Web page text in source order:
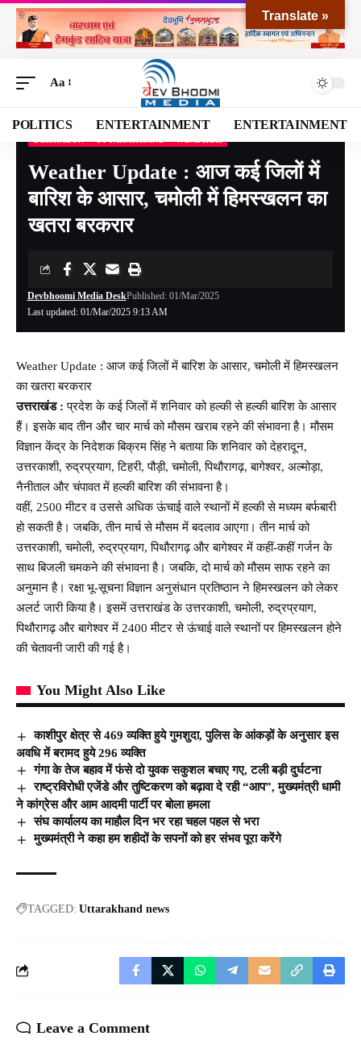
Aa
POLITICS ENTERTAINMENT ENTERTAINMENT
Devbhoomi Media Blog> NATIONAL UTTARAKHAND >DEHRADUN
Weather Update : आज कई जिलों में
बारिश के आसार, चमोली में हिमस्खलन का
खतरा बरकरार
Last updated: 01/Mar/2025 9:13 AM
Devbhoomi Media DeskPublished: 01/Mar/2025
Weather Update : आज कई जिलों में बारिश के आसार, चमोली में हिमस्खलन
का खतरा बरकरार
उत्तराखंड : प्रदेश के कई जिलों में शनिवार को हल्की से हल्की बारिश के आसार
हैं। इसके बाद तीन और चार मार्च को मौसम खराब रहने की संभावना है। मौसम
विज्ञान केंद्र के निदेशक बिक्रम सिंह ने बताया कि शनिवार को देहरादून,
उत्तरकाशी, रुद्रप्रयाग, टिहरी, पौड़ी, चमोली, पिथौरागढ़, बागेश्वर, अल्मोड़ा,
नैनीताल और चंपावत में हल्की बारिश की संभावना है।
वहीं, 2500 मीटर व उससे अधिक ऊंचाई वाले स्थानों में हल्की से मध्यम बर्फबारी
हो सकती है। जबकि, तीन मार्च से मौसम में बदलाव आएगा। तीन मार्च को
उत्तरकाशी, चमोली, रुद्रप्रयाग, पिथौरागढ़ और बागेश्वर में कहीं-कहीं गर्जन के
साथ बिजली चमकने की संभावना है। जबकि, दो मार्च को मौसम साफ रहने का
अनुमान है। रक्षा भू-सूचना विज्ञान अनुसंधान प्रतिष्ठान ने हिमस्खलन को लेकर
अलर्ट जारी किया है। इसमें उत्तराखंड के उत्तरकाशी, चमोली, रुद्रप्रयाग,
पिथौरागढ़ और बागेश्वर में 2400 मीटर से ऊंचाई वाले स्थानों पर हिमस्खलन होने
की चेतावनी जारी की गई है।
You Might Also Like
काशीपुर क्षेत्र से 469 व्यक्ति हुये गुमशुदा, पुलिस के आंकड़ों के अनुसार इस
अवधि में बरामद हुये 296 व्यक्ति
गंगा के तेज बहाव में फंसे दो युवक सकुशल बचाए गए, टली बड़ी दुर्घटना
राष्ट्रविरोधी एजेंडे और तुष्टिकरण को बढ़ावा दे रही “आप”, मुख्यमंत्री धामी
ने कांग्रेस और आम आदमी पार्टी पर बोला हमला
संघ कार्यालय का माहौल दिन भर रहा चहल पहल से भरा
मुख्यमंत्री ने कहा हम शहीदों के सपनों को हर संभव पूरा करेंगे
TAGGED: Uttarakhand news
Leave a Comment
Translate »